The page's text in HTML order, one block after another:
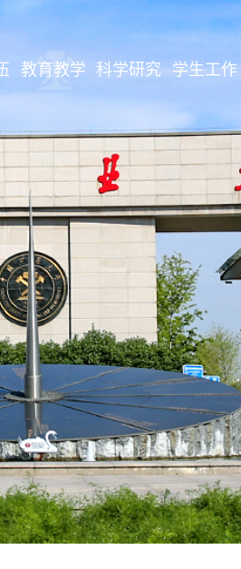
教育教学 科学研究 学生工作